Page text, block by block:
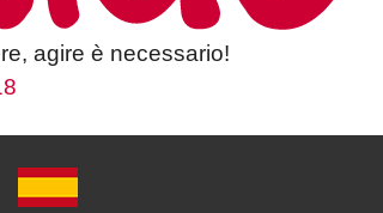
agire è necessario!